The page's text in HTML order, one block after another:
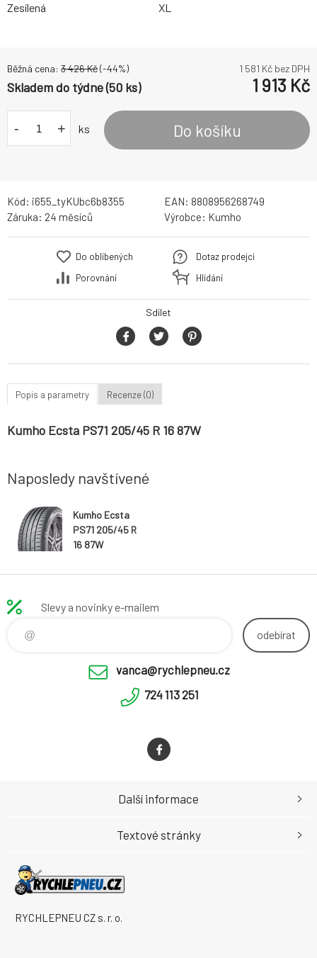
Zesílená
XL
Běžná cena: 3 426Kč(-44%) 1 581 Kč bez DPH
Skladem do týdne (50 ks) 1 913 Kč
- + ks Do košíku
Kód: i655_tyKUbc6b8355 EAN: 8808956268749
Záruka: 24 měsíců Výrobce: Kumho
Do oblíbených
Porovnání
Dotaz prodejci
Hlídání
Sdílet
Popis a parametry Recenze (0)
Kumho Ecsta PS71 205/45 R 16 87W
Naposledy navštívené
Kumho Ecsta
PS71 205/45 R
16 87W
Slevy a novinky e-mailem
odebírat
vanca@rychlepneu.cz
724 113 251
RYCHLEPNEU CZ s. r. o.
Další informace
Textové stránky